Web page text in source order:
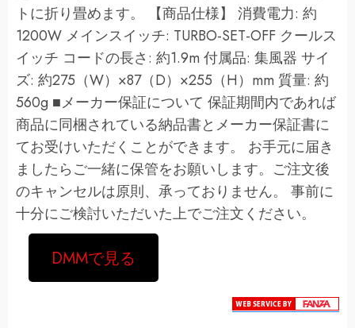
トに折り畳めます。 【商品仕様】 消費電力: 約
1200W メインスイッチ: TURBO-SET-OFF クールス
イッチ コードの長さ: 約1.9m 付属品: 集風器 サイ
ズ: 約275（W）×87（D）×255（H）mm 質量: 約
560g ■メーカー保証について 保証期間内であれば
商品に同梱されている納品書とメーカー保証書に
てお受けいただくことができます。 お手元に届き
ましたらご一緒に保管をお願いします。ご注文後
のキャンセルは原則、承っておりません。 事前に
十分にご検討いただいた上でご注文ください。
DMMで見る